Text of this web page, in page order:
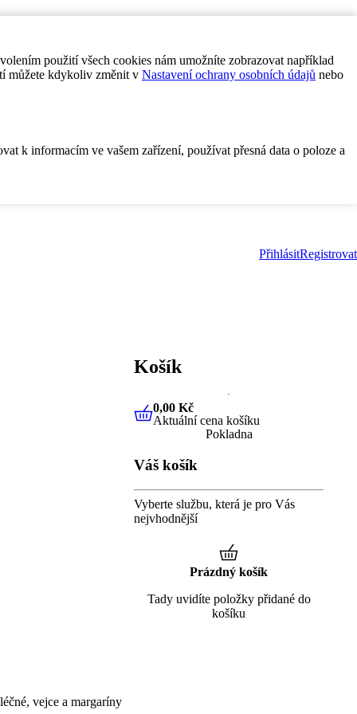
použití všech cookies nám umožníte zobrazovat například
můžete kdykoliv změnit v Nastavení ochrany osobních údajů nebo
k informacím ve vašem zařízení, používat přesná data o poloze a
PřihlásitRegistrovat
vejce a margaríny
Košík
0,00 KčAktuální cena košíku
0,00 Kč
Aktuální cena košíku
Pokladna
Váš košík
Vyberte službu, která je pro Vás
nejvhodnější
Prázdný košík
Tady uvidíte položky přidané do
košíku